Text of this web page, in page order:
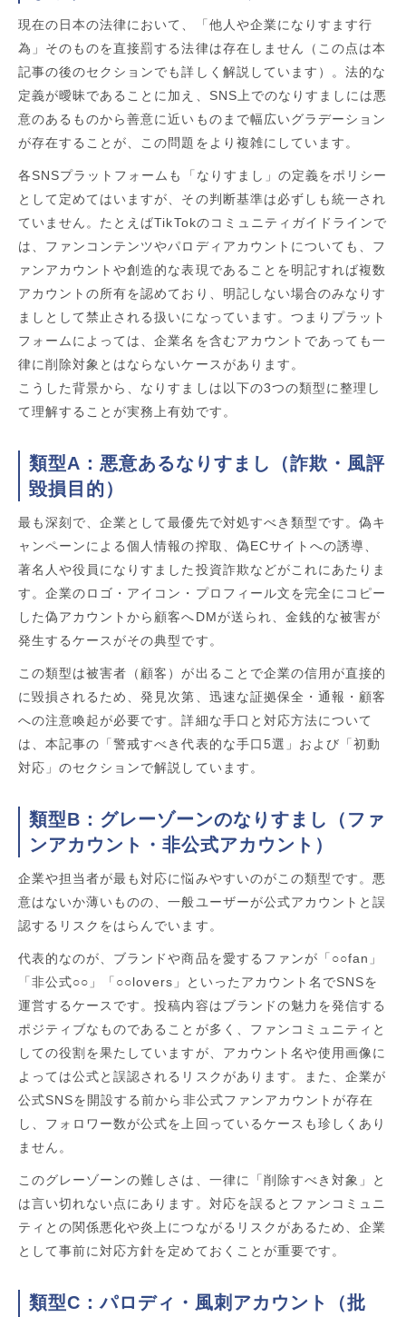
現在の日本の法律において、「他人や企業になりすます行
為」そのものを直接罰する法律は存在しません（この点は本
記事の後のセクションでも詳しく解説しています）。法的な
定義が曖昧であることに加え、SNS上でのなりすましには悪
意のあるものから善意に近いものまで幅広いグラデーション
が存在することが、この問題をより複雑にしています。
各SNSプラットフォームも「なりすまし」の定義をポリシー
として定めてはいますが、その判断基準は必ずしも統一され
ていません。たとえばTikTokのコミュニティガイドラインで
は、ファンコンテンツやパロディアカウントについても、フ
ァンアカウントや創造的な表現であることを明記すれば複数
アカウントの所有を認めており、明記しない場合のみなりす
ましとして禁止される扱いになっています。つまりプラット
フォームによっては、企業名を含むアカウントであっても一
律に削除対象とはならないケースがあります。
こうした背景から、なりすましは以下の3つの類型に整理し
て理解することが実務上有効です。
類型A：悪意あるなりすまし（詐欺・風評
毀損目的）
最も深刻で、企業として最優先で対処すべき類型です。偽キ
ャンペーンによる個人情報の搾取、偽ECサイトへの誘導、
著名人や役員になりすました投資詐欺などがこれにあたりま
す。企業のロゴ・アイコン・プロフィール文を完全にコピー
した偽アカウントから顧客へDMが送られ、金銭的な被害が
発生するケースがその典型です。
この類型は被害者（顧客）が出ることで企業の信用が直接的
に毀損されるため、発見次第、迅速な証拠保全・通報・顧客
への注意喚起が必要です。詳細な手口と対応方法について
は、本記事の「警戒すべき代表的な手口5選」および「初動
対応」のセクションで解説しています。
類型B：グレーゾーンのなりすまし（ファ
ンアカウント・非公式アカウント）
企業や担当者が最も対応に悩みやすいのがこの類型です。悪
意はないか薄いものの、一般ユーザーが公式アカウントと誤
認するリスクをはらんでいます。
代表的なのが、ブランドや商品を愛するファンが「○○fan」
「非公式○○」「○○lovers」といったアカウント名でSNSを
運営するケースです。投稿内容はブランドの魅力を発信する
ポジティブなものであることが多く、ファンコミュニティと
しての役割を果たしていますが、アカウント名や使用画像に
よっては公式と誤認されるリスクがあります。また、企業が
公式SNSを開設する前から非公式ファンアカウントが存在
し、フォロワー数が公式を上回っているケースも珍しくあり
ません。
このグレーゾーンの難しさは、一律に「削除すべき対象」と
は言い切れない点にあります。対応を誤るとファンコミュニ
ティとの関係悪化や炎上につながるリスクがあるため、企業
として事前に対応方針を定めておくことが重要です。
類型C：パロディ・風刺アカウント（批